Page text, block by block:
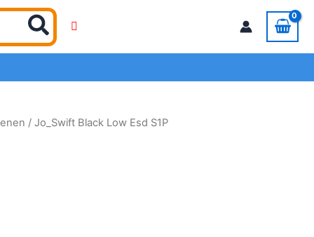
/ Jo_Swift Black Low Esd S1P